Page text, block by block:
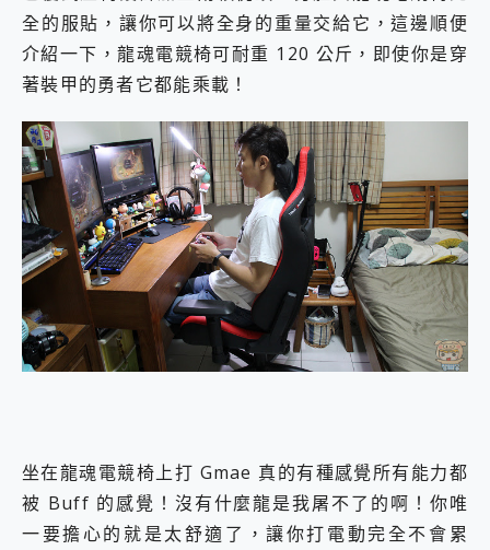
全的服貼，讓你可以將全身的重量交給它，這邊順便
介紹一下，龍魂電競椅可耐重 120 公斤，即使你是穿
著裝甲的勇者它都能乘載！
坐在龍魂電競椅上打 Gmae 真的有種感覺所有能力都
被 Buff 的感覺！沒有什麼龍是我屠不了的啊！你唯
一要擔心的就是太舒適了，讓你打電動完全不會累